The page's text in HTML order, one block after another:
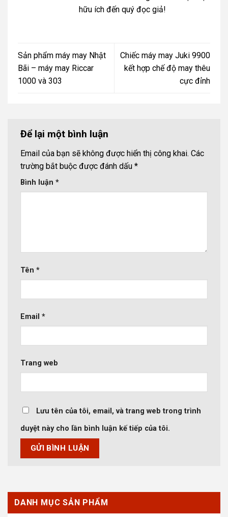
hữu ích đến quý đọc giả!
Sản phẩm máy may Nhật
Bãi – máy may Riccar
1000 và 303
Chiếc máy may Juki 9900
kết hợp chế độ may thêu
cực đỉnh
Để lại một bình luận
Email của bạn sẽ không được hiển thị công khai. Các
trường bắt buộc được đánh dấu *
Bình luận *
Tên *
Email *
Trang web
Lưu tên của tôi, email, và trang web trong trình
duyệt này cho lần bình luận kế tiếp của tôi.
DANH MỤC SẢN PHẨM